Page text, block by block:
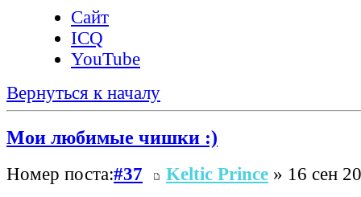
Сайт
ICQ
YouTube
Вернуться к началу
Мои любимые чишки :)
Номер поста:#37 Keltic Prince » 16 сен